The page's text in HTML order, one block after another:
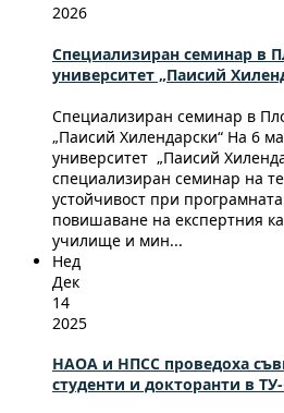
2026
Специализиран семинар в
университет „Паисий
Специализиран семинар в
„Паисий Хилендарски“ На 6
университет „Паисий
специализиран семинар на
устойчивост при
повишаване на експертния
училище и мин...
Нед
Дек
14
2025
НАОА и НПСС проведоха
студенти и докторанти в